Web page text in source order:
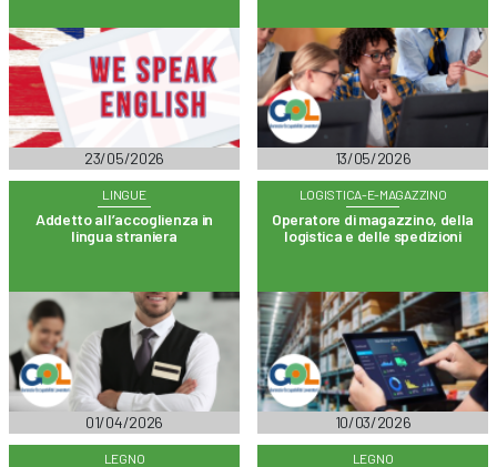
23/05/2026 13/05/2026
LINGUE
Addetto all’accoglienza in
lingua straniera
01/04/2026
LOGISTICA-E-MAGAZZINO
Operatore di magazzino, della
logistica e delle spedizioni
10/03/2026
LEGNO LEGNO